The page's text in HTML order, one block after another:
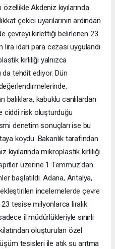
Akdeniz kıyılarında
çekici uyarılarının ardından
çevreyi kirlettiği belirlenen 23
idari para cezası uygulandı.
kirliliği yalnızca
da tehdit ediyor. Dün
kabuklu canlılardan
ciddi risk oluşturduğu
denetim sonuçları ise bu
koydu. Bakanlık tarafından
kıyılarında mikroplastik kirliliği
üzerine 1 Temmuz'dan
başlatıldı. Adana, Antalya,
incelemelerde çevre
tesise milyonlarca liralık
il müdürlükleriyle sınırlı
oluşturulan özel
tesisleri ile atık su arıtma